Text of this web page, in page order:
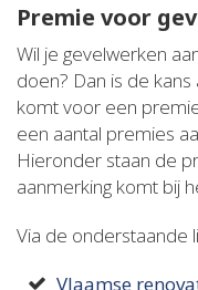
Premie voor
Wil je gevelwerken
doen? Dan is de
komt voor een
een aantal premies
Hieronder staan de
aanmerking komt bij
Via de onderstaande
Vlaamse